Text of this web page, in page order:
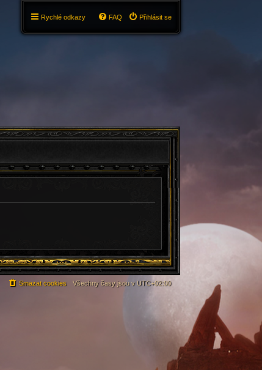
Rychlé odkazy Přihlásit se
FAQ
Všechny časy jsou v UTC+02:00
Smazat cookies